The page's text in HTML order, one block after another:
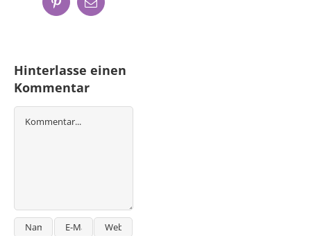
Pinterest
E-
Mail
Hinterlasse einen
Kommentar